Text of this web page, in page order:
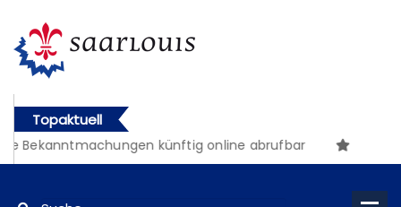
Topaktuell
Bekanntmachungen künftig online abrufbar